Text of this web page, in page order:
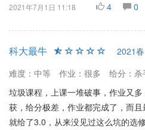
2021年7月1日 11:18 4 0
科大最牛
2021春
难度：中等
作业：很多 给分：杀
垃圾课程，上课一堆破事，作业又
获，给分极差，作业都完成了，而
就给了3.0，从来没见过这么坑的选